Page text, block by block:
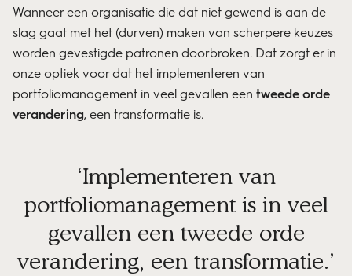
Wanneer een organisatie die dat niet gewend is aan de
slag gaat met het (durven) maken van scherpere keuzes
worden gevestigde patronen doorbroken. Dat zorgt er in
onze optiek voor dat het implementeren van
portfoliomanagement in veel gevallen een tweede orde
verandering, een transformatie is.
Implementeren van
portfoliomanagement is in veel
gevallen een tweede orde
verandering, een transformatie.